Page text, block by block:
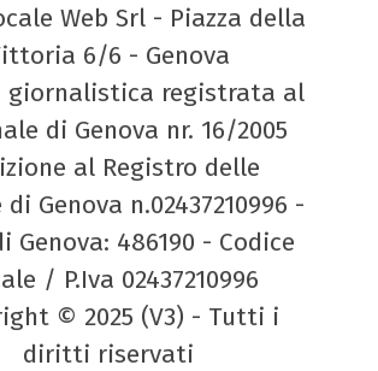
Web Srl - Piazza della
6/6 - Genova
giornalistica registrata al
di Genova nr. 16/2005
al Registro delle
di Genova n.02437210996 -
Genova: 486190 - Codice
/ P.Iva 02437210996
© 2025 (V3) - Tutti i
diritti riservati